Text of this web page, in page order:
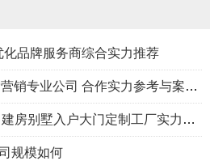
品牌服务商综合实力推荐
2026年资质齐全的AI搜索营销专业公司 合作实力参考与案例盘点
2026年用料扎实的农村自建房别墅入户大门定制工厂实力公司推荐
规模如何